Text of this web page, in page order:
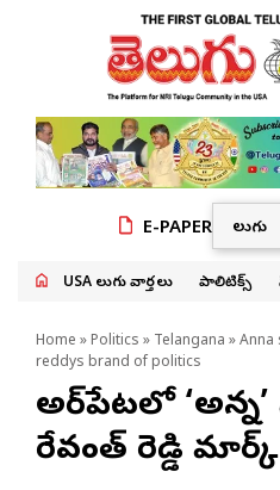
E-PAPER
USA తెలుగు వార్తలు పాలిటిక్స్
Home » Politics » Telangana »
reddys brand of politics
అమీర్‌పేటలో ‘అన్న’
రేవంత్ రెడ్డి